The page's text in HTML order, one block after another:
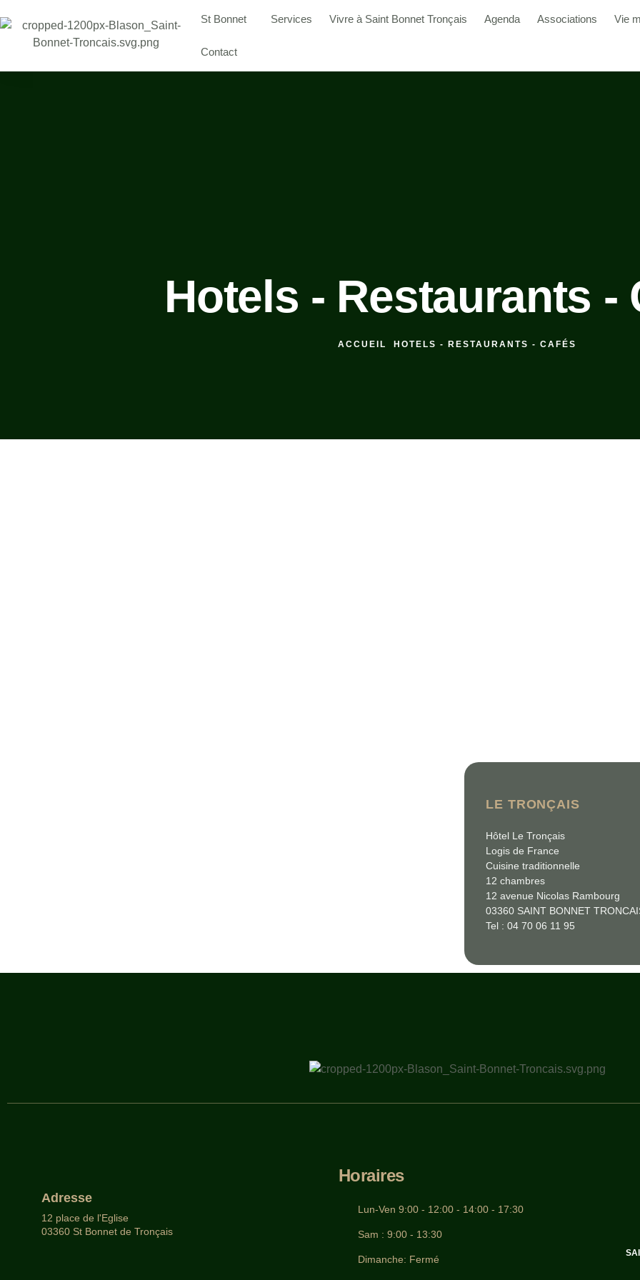
St Bonnet Services Vivre à Saint Bonnet Tronçais Agenda Associations Vie
Contact
Hotels - Restaurants -
ACCUEIL HOTELS - RESTAURANTS - CAFÉS
LE TRONÇAIS
Hôtel Le Tronçais
Logis de France
Cuisine traditionnelle
12 chambres
12 avenue Nicolas Rambourg
03360 SAINT BONNET
Tel : 04 70 06 11 95
Adresse
12 place de l'Eglise
03360 St Bonnet de Tronçais
Horaires
Lun-Ven 9:00 - 12:00 - 14:00 - 17:30
Sam : 9:00 - 13:30
Dimanche: Fermé